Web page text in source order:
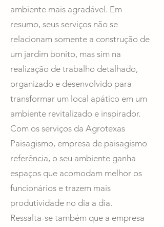
ambiente mais agradável. Em
resumo, seus serviços não se
relacionam somente a construção de
um jardim bonito, mas sim na
realização de trabalho detalhado,
organizado e desenvolvido para
transformar um local apático em um
ambiente revitalizado e inspirador.
Com os serviços da Agrotexas
Paisagismo, empresa de paisagismo
referência, o seu ambiente ganha
espaços que acomodam melhor os
funcionários e trazem mais
produtividade no dia a dia.
Ressalta-se também que a empresa